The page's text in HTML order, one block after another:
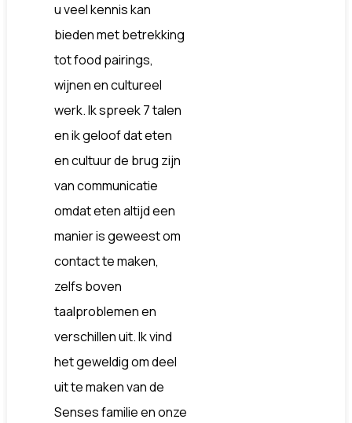
u veel kennis kan
bieden met betrekking
tot food pairings,
wijnen en cultureel
werk. Ik spreek 7 talen
en ik geloof dat eten
en cultuur de brug zijn
van communicatie
omdat eten altijd een
manier is geweest om
contact te maken,
zelfs boven
taalproblemen en
verschillen uit. Ik vind
het geweldig om deel
uit te maken van de
Senses familie en onze